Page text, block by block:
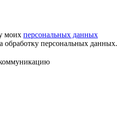
моих персональных данных
обработку персональных данных.